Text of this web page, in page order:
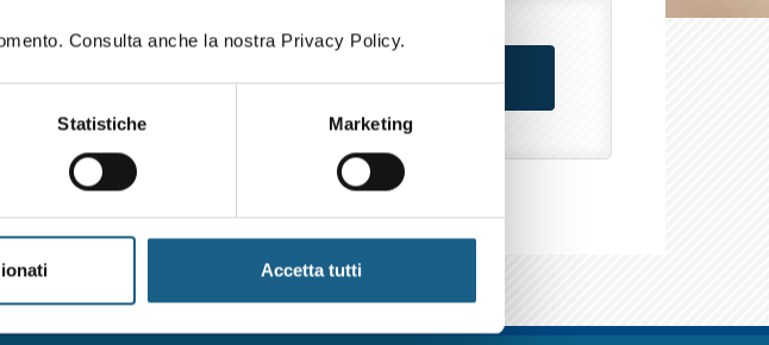
Consulta anche la nostra Privacy Policy.
Statistiche Marketing
Accetta tutti